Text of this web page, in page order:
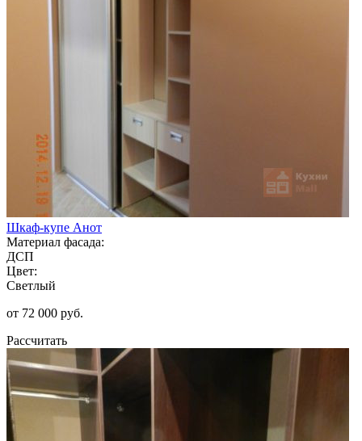
Шкаф-купе Анот
Материал фасада:
ДСП
Цвет:
Светлый
от 72 000 руб.
Рассчитать